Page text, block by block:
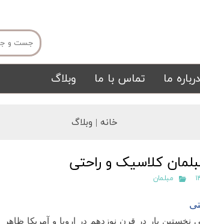
درباره ما تماس با ما وبلاگ
خانه | وبلاگ
کلاسیک و راحتی
مبلمان
نخستین بار در قرن نوزدهم در اروپا و آمریکا